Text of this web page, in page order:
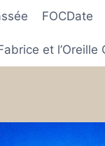
FOCDate
et